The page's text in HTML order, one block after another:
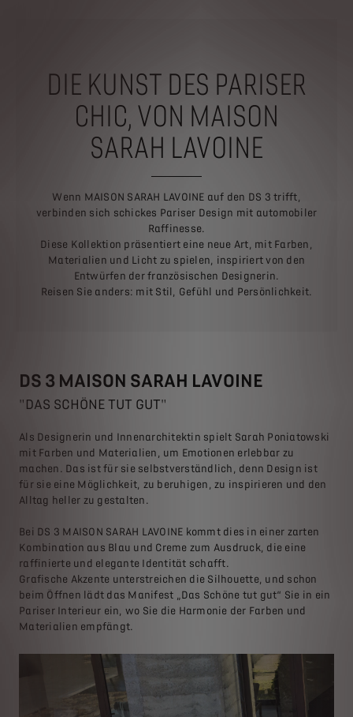
DIE KUNST DES PARISER
CHIC, VON MAISON
SARAH LAVOINE
Wenn MAISON SARAH LAVOINE auf den DS 3 trifft,
verbinden sich schickes Pariser Design mit automobiler
Raffinesse.
Diese Kollektion präsentiert eine neue Art, mit Farben,
Materialien und Licht zu spielen, inspiriert von den
Entwürfen der französischen Designerin.
Reisen Sie anders: mit Stil, Gefühl und Persönlichkeit.
DS 3 MAISON SARAH LAVOINE
"DAS SCHÖNE TUT GUT"
Als Designerin und Innenarchitektin spielt Sarah Poniatowski
mit Farben und Materialien, um Emotionen erlebbar zu
machen. Das ist für sie selbstverständlich, denn Design ist
für sie eine Möglichkeit, zu beruhigen, zu inspirieren und den
Alltag heller zu gestalten.
Bei DS 3 MAISON SARAH LAVOINE kommt dies in einer zarten
Kombination aus Blau und Creme zum Ausdruck, die eine
raffinierte und elegante Identität schafft.
Grafische Akzente unterstreichen die Silhouette, und schon
beim Öffnen lädt das Manifest „Das Schöne tut gut“ Sie in ein
Pariser Interieur ein, wo Sie die Harmonie der Farben und
Materialien empfängt.